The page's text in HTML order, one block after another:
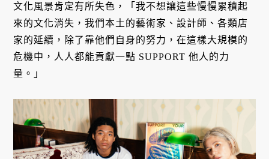
文化風景肯定有所失色，「我不想讓這些慢慢累積起
來的文化消失，我們本土的藝術家、設計師、各類店
家的延續，除了靠他們自身的努力，在這樣大規模的
危機中，人人都能貢獻一點 SUPPORT 他人的力
量。」